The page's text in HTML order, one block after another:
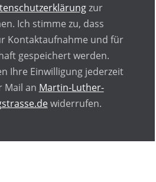
zur
Ich stimme zu, dass
Kontaktaufnahme und für
gespeichert werden.
Ihre Einwilligung jederzeit
Mail an Martin-Luther-
widerrufen.